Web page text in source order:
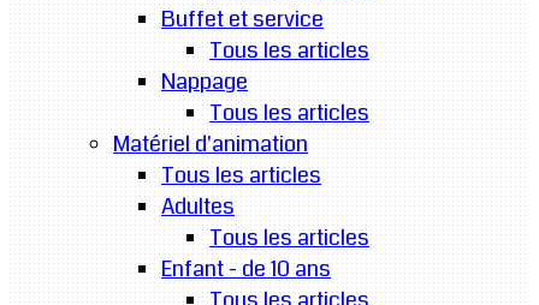
Buffet et service
Tous les articles
Nappage
Tous les articles
Matériel d'animation
Tous les articles
Adultes
Tous les articles
Enfant - de 10 ans